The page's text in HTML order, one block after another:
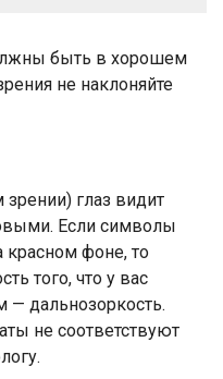
быть в хорошем
не наклоняйте
глаз видит
Если символы
красном фоне, то
того, что у вас
— дальнозоркость.
не соответствуют